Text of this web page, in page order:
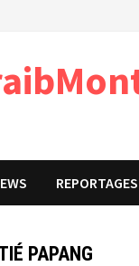
REPORTAGES
PAPANG